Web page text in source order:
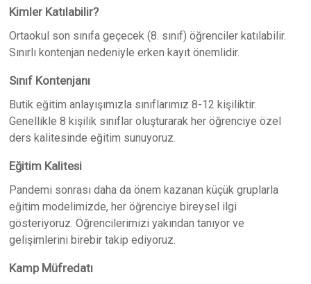
Kimler Katılabilir?
Ortaokul son sınıfa geçecek (8. sınıf) öğrenciler katılabilir.
Sınırlı kontenjan nedeniyle erken kayıt önemlidir.
Sınıf Kontenjanı
Butik eğitim anlayışımızla sınıflarımız 8-12 kişiliktir.
Genellikle 8 kişilik sınıflar oluşturarak her öğrenciye özel
ders kalitesinde eğitim sunuyoruz.
Eğitim Kalitesi
Pandemi sonrası daha da önem kazanan küçük gruplarla
eğitim modelimizde, her öğrenciye bireysel ilgi
gösteriyoruz. Öğrencilerimizi yakından tanıyor ve
gelişimlerini birebir takip ediyoruz.
Kamp Müfredatı